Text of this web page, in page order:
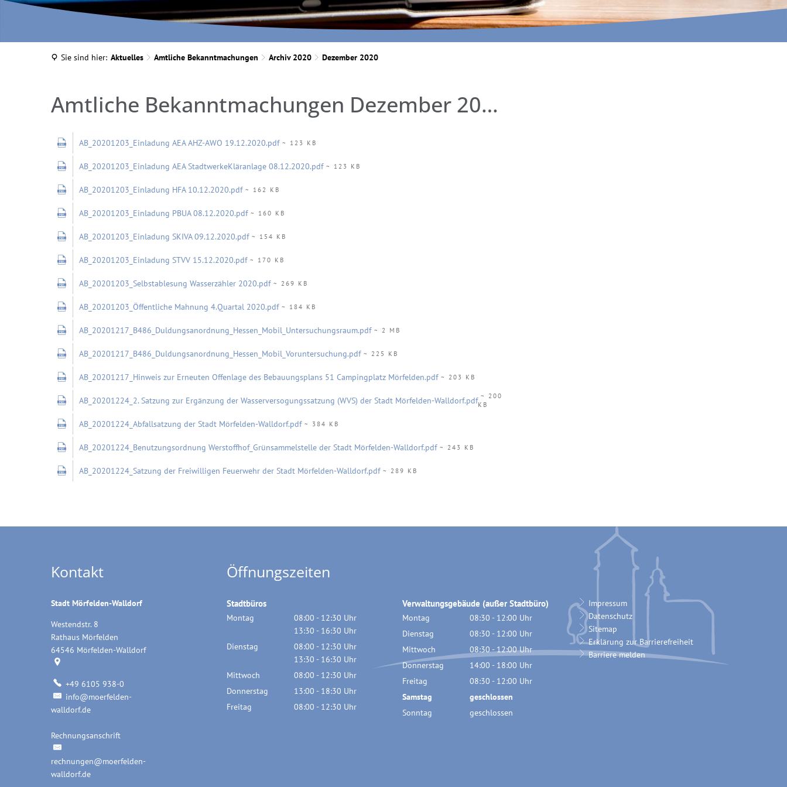
Sie sind hier: Aktuelles Amtliche Bekanntmachungen Archiv 2020 Dezember 2020
Dezember
Amtliche Bekanntmachungen Dezember 2020
AB_20201203_Einladung AEA AHZ-AWO 19.12.2020.pdf~ 123 KB
AB_20201203_Einladung AEA StadtwerkeKläranlage 08.12.2020.pdf~ 123 KB
AB_20201203_Einladung HFA 10.12.2020.pdf~ 162 KB
AB_20201203_Einladung PBUA 08.12.2020.pdf~ 160 KB
AB_20201203_Einladung SKIVA 09.12.2020.pdf~ 154 KB
AB_20201203_Einladung STVV 15.12.2020.pdf~ 170 KB
AB_20201203_Selbstablesung Wasserzähler 2020.pdf~ 269 KB
AB_20201203_Öffentliche Mahnung 4.Quartal 2020.pdf~ 184 KB
AB_20201217_B486_Duldungsanordnung_Hessen_Mobil_Untersuchungsraum.pdf~ 2 MB
AB_20201217_B486_Duldungsanordnung_Hessen_Mobil_Voruntersuchung.pdf~ 225 KB
AB_20201217_Hinweis zur Erneuten Offenlage des Bebauungsplans 51 Campingplatz Mörfelden.pdf~ 203 KB
AB_20201224_2. Satzung zur Ergänzung der Wasserversogungssatzung (WVS) der Stadt Mörfelden-Walldorf.pdf~ 200
KB
AB_20201224_Abfallsatzung der Stadt Mörfelden-Walldorf.pdf~ 384 KB
AB_20201224_Benutzungsordnung Werstoffhof_Grünsammelstelle der Stadt Mörfelden-Walldorf.pdf~ 243 KB
AB_20201224_Satzung der Freiwilligen Feuerwehr der Stadt Mörfelden-Walldorf.pdf~ 289 KB
Kontakt
Stadt Mörfelden-Walldorf
Westendstr. 8
Rathaus Mörfelden
64546 Mörfelden-Walldorf
+49 6105 938-0
info@moerfelden-
walldorf.de
Rechnungsanschrift
rechnungen@moerfelden-
walldorf.de
Öffnungszeiten
Stadtbüros
Montag 08:00 - 12:30 Uhr
Von 08:00 bis 12:30 Uhr
13:30 - 16:30 Uhr
Von 13:30 bis 16:30 Uhr
Dienstag 08:00 - 12:30 Uhr
Von 08:00 bis 12:30 Uhr
13:30 - 16:30 Uhr
Von 13:30 bis 16:30 Uhr
Mittwoch 08:00 - 12:30 Uhr
Von 08:00 bis 12:30 Uhr
Donnerstag 13:00 - 18:30 Uhr
Von 13:00 bis 18:30 Uhr
Freitag 08:00 - 12:30 Uhr
Verwaltungsgebäude (außer Stadtbüro)
Montag 08:30 - 12:00 Uhr
Von 08:30 bis 12:00 Uhr
Dienstag 08:30 - 12:00 Uhr
Von 08:30 bis 12:00 Uhr
Mittwoch 08:30-12:00Uhr
Von 08:30 bis 12:00 Uhr
Donnerstag 14:00 - 18:00 Uhr
Von 14:00 bis 18:00 Uhr
Freitag 08:30 - 12:00 Uhr
Von 08:30 bis 12:00 Uhr
Samstag
geschlossen
Sonntag
geschlossen
Impressum
Datenschutz
Sitemap
Erklärung zur Barrierefreiheit
Barriere melden